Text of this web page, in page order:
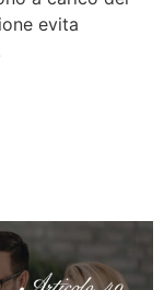
evita